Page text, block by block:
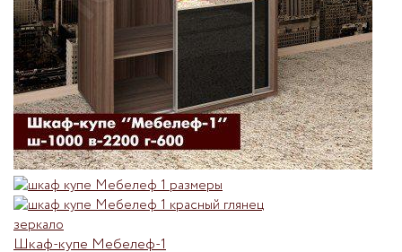
Шкаф-купе Мебелеф-1